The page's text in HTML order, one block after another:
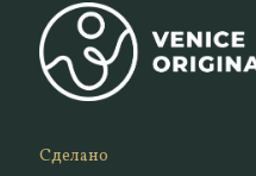
Сделано